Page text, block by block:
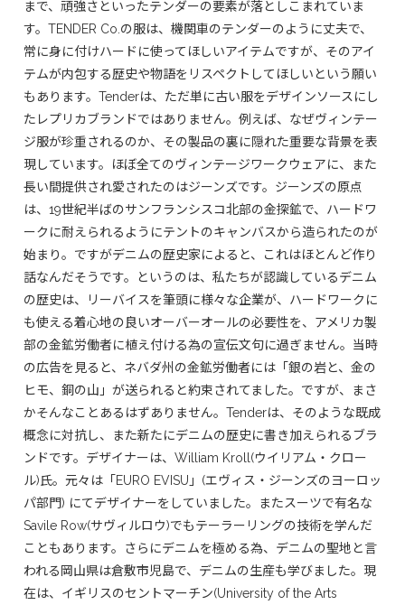
まで、頑強さといったテンダーの要素が落としこまれていま
す。TENDER Co.の服は、機関車のテンダーのように丈夫で、
常に身に付けハードに使ってほしいアイテムですが、そのアイ
テムが内包する歴史や物語をリスペクトしてほしいという願い
もあります。Tenderは、ただ単に古い服をデザインソースにし
たレプリカブランドではありません。例えば、なぜヴィンテー
ジ服が珍重されるのか、その製品の裏に隠れた重要な背景を表
現しています。ほぼ全てのヴィンテージワークウェアに、また
長い間提供され愛されたのはジーンズです。ジーンズの原点
は、19世紀半ばのサンフランシスコ北部の金探鉱で、ハードワ
ークに耐えられるようにテントのキャンバスから造られたのが
始まり。ですがデニムの歴史家によると、これはほとんど作り
話なんだそうです。というのは、私たちが認識しているデニム
の歴史は、リーバイスを筆頭に様々な企業が、ハードワークに
も使える着心地の良いオーバーオールの必要性を、アメリカ製
部の金鉱労働者に植え付ける為の宣伝文句に過ぎません。当時
の広告を見ると、ネバダ州の金鉱労働者には「銀の岩と、金の
ヒモ、銅の山」が送られると約束されてました。ですが、まさ
かそんなことあるはずありません。Tenderは、そのような既成
概念に対抗し、また新たにデニムの歴史に書き加えられるブラ
ンドです。デザイナーは、William Kroll(ウイリアム・クロー
ル)氏。元々は「EURO EVISU」(エヴィス・ジーンズのヨーロッ
パ部門) にてデザイナーをしていました。またスーツで有名な
Savile Row(サヴィルロウ)でもテーラーリングの技術を学んだ
こともあります。さらにデニムを極める為、デニムの聖地と言
われる岡山県は倉敷市児島で、デニムの生産も学びました。現
在は、イギリスのセントマーチン(University of the Arts